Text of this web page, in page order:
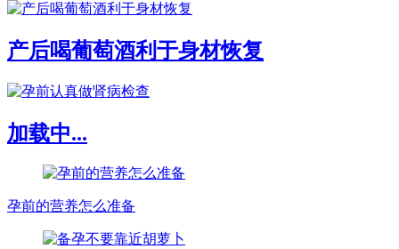
产后喝葡萄酒利于身材恢复
加载中...
孕前的营养怎么准备